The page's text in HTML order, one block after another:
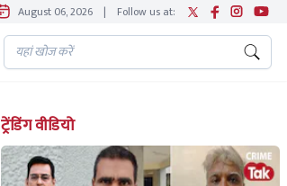
August 06, 2026 | Follow us at:
ट्रेंडिंग वीडियो